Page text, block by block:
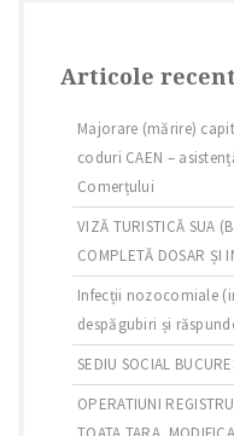
Articole
Majorare (mărire)
coduri CAEN –
Comerțului
VIZĂ TURISTICĂ SUA
COMPLETĂ DOSAR ȘI
Infecții nozocomiale
despăgubiri și
SEDIU SOCIAL
OPERATIUNI